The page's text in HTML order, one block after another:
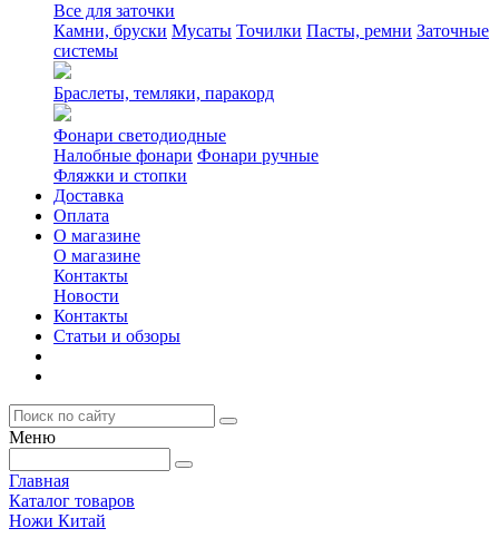
Все для заточки
Камни, бруски Мусаты Точилки Пасты, ремни Заточные
системы
Браслеты, темляки, паракорд
Фонари светодиодные
Налобные фонари Фонари ручные
Фляжки и стопки
Доставка
Оплата
О магазине
О магазине
Контакты
Новости
Контакты
Статьи и обзоры
Меню
Главная
Каталог товаров
Ножи Китай